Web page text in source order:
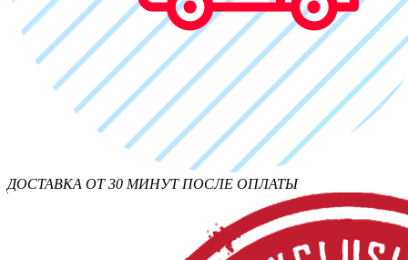
ДОСТАВКА ОТ 30 МИНУТ ПОСЛЕ ОПЛАТЫ